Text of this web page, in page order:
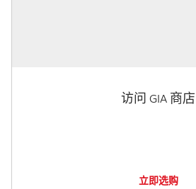
访问 GIA 商店
立即选购